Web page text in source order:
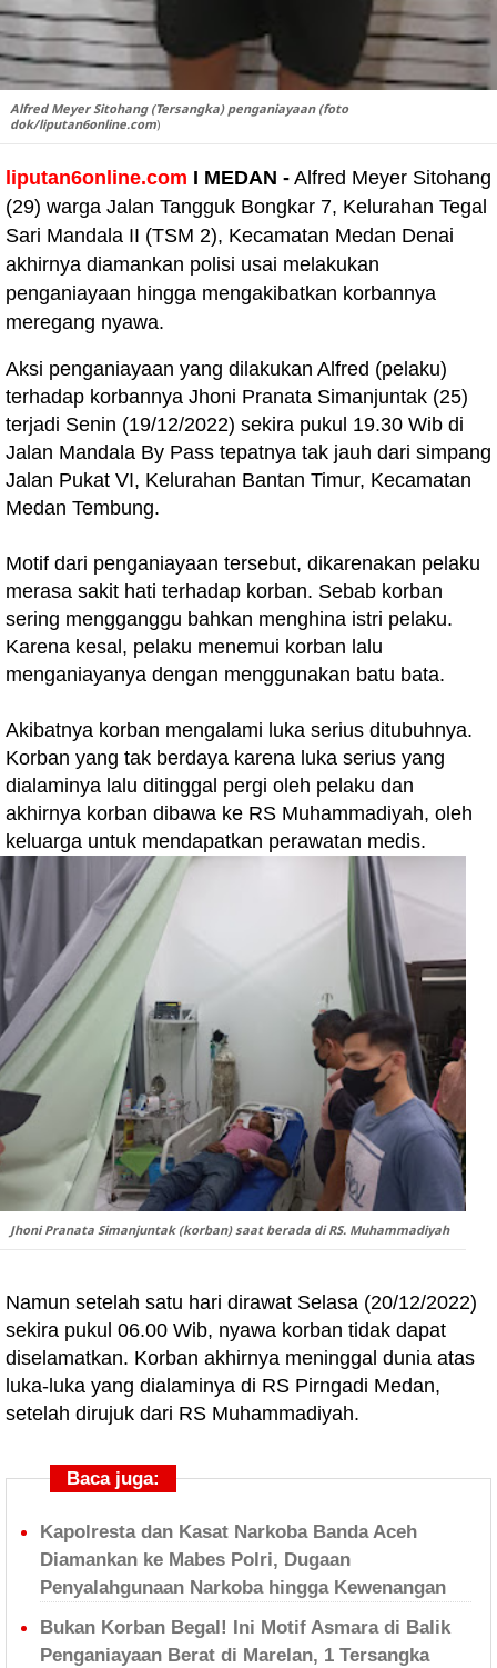
Alfred Meyer Sitohang (Tersangka) penganiayaan (foto
dok/liputan6online.com)
liputan6online.com I MEDAN - Alfred Meyer Sitohang
(29) warga Jalan Tangguk Bongkar 7, Kelurahan Tegal
Sari Mandala II (TSM 2), Kecamatan Medan Denai
akhirnya diamankan polisi usai melakukan
penganiayaan hingga mengakibatkan korbannya
meregang nyawa.
Aksi penganiayaan yang dilakukan Alfred (pelaku)
terhadap korbannya Jhoni Pranata Simanjuntak (25)
terjadi Senin (19/12/2022) sekira pukul 19.30 Wib di
Jalan Mandala By Pass tepatnya tak jauh dari simpang
Jalan Pukat VI, Kelurahan Bantan Timur, Kecamatan
Medan Tembung.
Motif dari penganiayaan tersebut, dikarenakan pelaku
merasa sakit hati terhadap korban. Sebab korban
sering mengganggu bahkan menghina istri pelaku.
Karena kesal, pelaku menemui korban lalu
menganiayanya dengan menggunakan batu bata.
Akibatnya korban mengalami luka serius ditubuhnya.
Korban yang tak berdaya karena luka serius yang
dialaminya lalu ditinggal pergi oleh pelaku dan
akhirnya korban dibawa ke RS Muhammadiyah, oleh
keluarga untuk mendapatkan perawatan medis.
Jhoni Pranata Simanjuntak (korban) saat berada di RS. Muhammadiyah
Namun setelah satu hari dirawat Selasa (20/12/2022)
sekira pukul 06.00 Wib, nyawa korban tidak dapat
diselamatkan. Korban akhirnya meninggal dunia atas
luka-luka yang dialaminya di RS Pirngadi Medan,
setelah dirujuk dari RS Muhammadiyah.
Baca juga:
Kapolresta dan Kasat Narkoba Banda Aceh
Diamankan ke Mabes Polri, Dugaan
Penyalahgunaan Narkoba hingga Kewenangan
Bukan Korban Begal! Ini Motif Asmara di Balik
Penganiayaan Berat di Marelan, 1 Tersangka